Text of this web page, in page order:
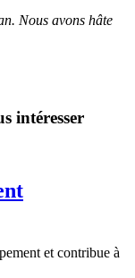
Nous avons hâte
intéresser
et contribue à